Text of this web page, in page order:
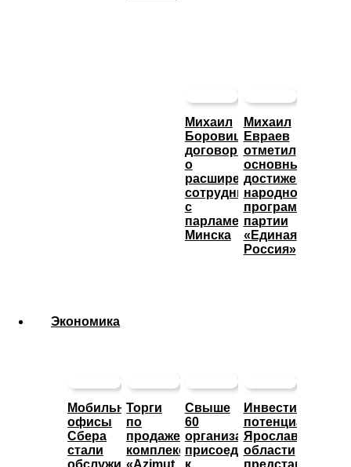
Михаил
Боровицкий
договорился
о
расширении
сотрудничества
с
парламентом
Минска
Михаил
Евраев
отметил
основные
достижения
народной
программы
партии
«Единая
Россия»
Экономика
Мобильные
офисы
Сбера
стали
Торги
по
продаже
комплекса
Свыше
60
организаций
присоединились
потенциал
Ярославской
области